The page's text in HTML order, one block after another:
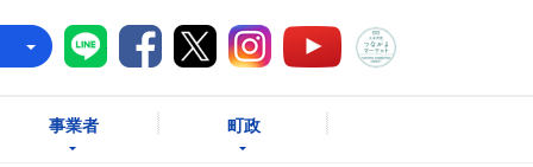
八千代町LINE
八千代町Facebook
八千代町X八千代町Instagram八千代町YouTube
事業者 町政